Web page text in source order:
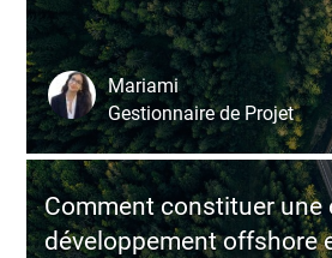
Mariami
Gestionnaire de Projet
Comment constituer une
développement offshore